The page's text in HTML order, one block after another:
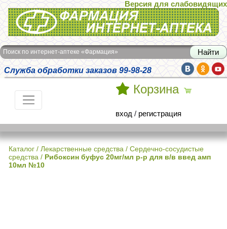
Интернет-аптека Фармация
Версия для слабовидящих
Поиск по интернет-аптеке «Фармация»
Служба обработки заказов 99-98-28
Корзина
вход / регистрация
Каталог / Лекарственные средства / Сердечно-сосудистые
средства / Рибоксин буфус 20мг/мл р-р для в/в введ амп
10мл №10